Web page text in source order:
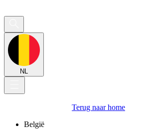
NL
Terug naar home
België